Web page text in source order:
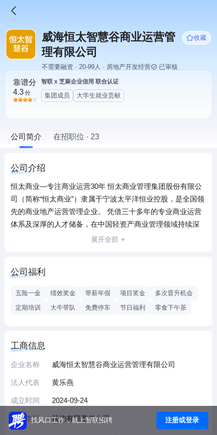
威海恒太智慧谷商业运营管
理有限公司
收藏
不需要融资 · 20-99人 · 房地产开发经营 已审核
靠谱分
4.3分
智联 x 芝麻企业信用 联合认证
集团成员 大学生就业贡献
公司简介 在招职位 · 23
公司介绍
恒太商业—专注商业运营30年 恒太商业管理集团股份有限公
司（简称“恒太商业”）隶属于宁波太平洋恒业控股，是全国领
先的商业地产运营管理企业。 凭借三十多年的专业商业运营
体系及深厚的人才储备，在中国轻资产商业管理领域持续深
耕。公司立足华东，发展全国，目前已在17个省，服务管理
绕土地规划、项目定位、商业设计咨询、项目筹备和持续运
务。
展开全部
公司福利
五险一金 绩效奖金 带薪年假 项目奖金
多次晋升机会
定期培训
大牛带队 免费停车 节日福利 零食下午茶
工商信息
企业名称 威海恒太智慧谷商业运营管理有限公司
法人代表 黄乐燕
成立时间 2024-09-24
企业类型 其他有限责任公司
找风口工作，就上智联招聘 注册或登录